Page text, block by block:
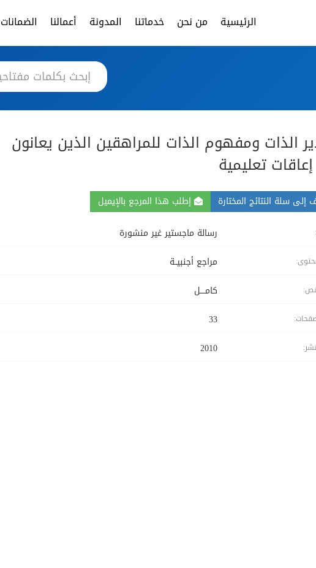
الرئيسية من نحن خدماتنا المدونة أعمالنا الضمانات
الذات ومفهوم الذات للمراهقين الذين يعانون
تعليمية
إلى سلة النتائج المختارة إطلب هذا المرجع بالإيميل
رسالة ماجستير غير منشورة
مراجع أجنبيــة
كامــــل
33
2010